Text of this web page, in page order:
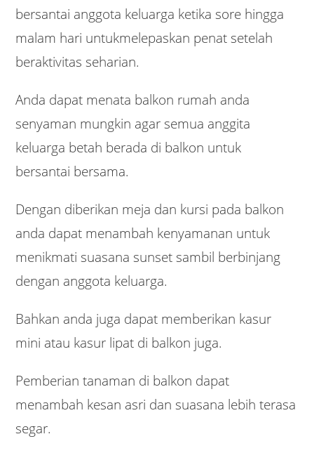
bersantai anggota keluarga ketika sore hingga
malam hari untukmelepaskan penat setelah
beraktivitas seharian.
Anda dapat menata balkon rumah anda
senyaman mungkin agar semua anggita
keluarga betah berada di balkon untuk
bersantai bersama.
Dengan diberikan meja dan kursi pada balkon
anda dapat menambah kenyamanan untuk
menikmati suasana sunset sambil berbinjang
dengan anggota keluarga.
Bahkan anda juga dapat memberikan kasur
mini atau kasur lipat di balkon juga.
Pemberian tanaman di balkon dapat
menambah kesan asri dan suasana lebih terasa
segar.